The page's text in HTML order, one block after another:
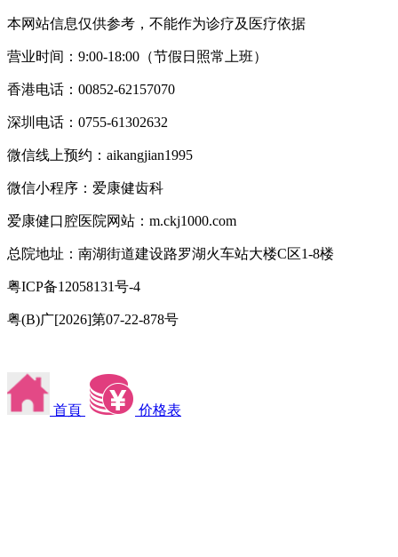
本网站信息仅供参考，不能作为诊疗及医疗依据
营业时间：9:00-18:00（节假日照常上班）
香港电话：00852-62157070
深圳电话：0755-61302632
微信线上预约：aikangjian1995
微信小程序：爱康健齿科
爱康健口腔医院网站：m.ckj1000.com
总院地址：南湖街道建设路罗湖火车站大楼C区1-8楼
粤ICP备12058131号-4
粤(B)广[2026]第07-22-878号
首頁 价格表